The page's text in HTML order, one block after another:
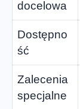
docelowa
Dostępno
ść
Zalecenia
specjalne